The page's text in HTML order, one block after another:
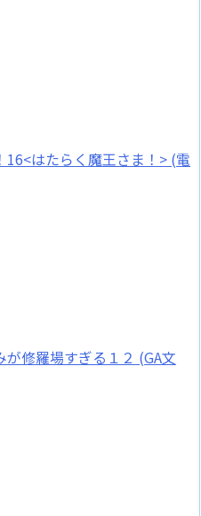
16<はたらく魔王さま！> (電
修羅場すぎる１２ (GA文